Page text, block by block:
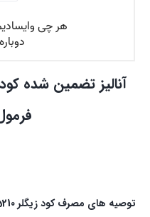
آنالیز تضمین شده کود
فرمول
توصیه های مصرف کود زیگلر 105210: